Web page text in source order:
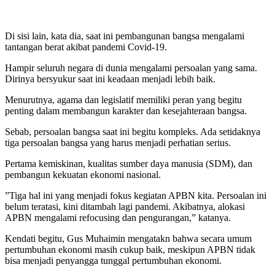
Di sisi lain, kata dia, saat ini pembangunan bangsa mengalami
tantangan berat akibat pandemi Covid-19.
Hampir seluruh negara di dunia mengalami persoalan yang sama.
Dirinya bersyukur saat ini keadaan menjadi lebih baik.
Menurutnya, agama dan legislatif memiliki peran yang begitu
penting dalam membangun karakter dan kesejahteraan bangsa.
Sebab, persoalan bangsa saat ini begitu kompleks. Ada setidaknya
tiga persoalan bangsa yang harus menjadi perhatian serius.
Pertama kemiskinan, kualitas sumber daya manusia (SDM), dan
pembangun kekuatan ekonomi nasional.
”Tiga hal ini yang menjadi fokus kegiatan APBN kita. Persoalan ini
belum teratasi, kini ditambah lagi pandemi. Akibatnya, alokasi
APBN mengalami refocusing dan pengurangan,” katanya.
Kendati begitu, Gus Muhaimin mengatakn bahwa secara umum
pertumbuhan ekonomi masih cukup baik, meskipun APBN tidak
bisa menjadi penyangga tunggal pertumbuhan ekonomi.